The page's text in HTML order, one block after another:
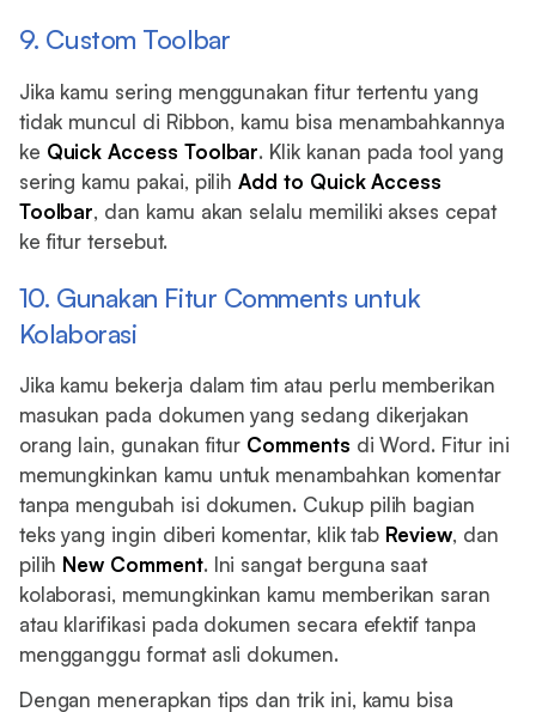
9. Custom Toolbar
Jika kamu sering menggunakan fitur tertentu yang
tidak muncul di Ribbon, kamu bisa menambahkannya
ke Quick Access Toolbar. Klik kanan pada tool yang
sering kamu pakai, pilihAdd to Quick Access
Toolbar, dan kamu akan selalu memiliki akses cepat
ke fitur tersebut.
10. Gunakan Fitur Comments untuk
Kolaborasi
Jika kamu bekerja dalam tim atau perlu memberikan
masukan pada dokumen yang sedang dikerjakan
orang lain, gunakan fitur Comments di Word. Fitur ini
memungkinkan kamu untuk menambahkan komentar
tanpa mengubah isi dokumen. Cukup pilih bagian
teks yang ingin diberi komentar, klik tab Review, dan
pilih New Comment. Ini sangat berguna saat
kolaborasi, memungkinkan kamu memberikan saran
atau klarifikasi pada dokumen secara efektif tanpa
mengganggu format asli dokumen.
Dengan menerapkan tips dan trik ini, kamu bisa